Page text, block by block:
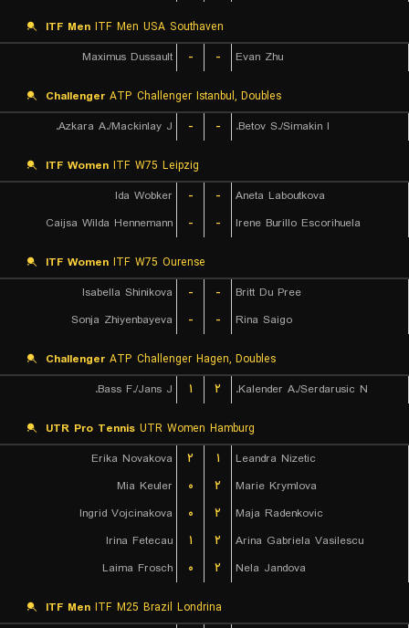
ITF Men ITF Men USA Southaven
Maximus Dussault
- - Evan Zhu
Challenger ATP Challenger Istanbul, Doubles
Azkara A./Mackinlay J.
- - Betov S./Simakin I.
ITF Women ITF W75 Leipzig
Ida Wobker
- -
Aneta Laboutkova
Caijsa Wilda Hennemann
- - Irene Burillo Escorihuela
ITF Women ITF W75 Ourense
Isabella Shinikova
- -
Britt Du Pree
Sonja Zhiyenbayeva
- - Rina Saigo
Challenger ATP Challenger Hagen, Doubles
Bass F./Jans J.
۱ ۲ Kalender A./Serdarusic N.
UTR Pro Tennis UTR Women Hamburg
Erika Novakova
۲ ۱
Leandra Nizetic
Mia Keuler
۰ ۲
Marie Krymlova
Ingrid Vojcinakova
۰ ۲
Maja Radenkovic
Irina Fetecau
۱ ۲
Arina Gabriela Vasilescu
Laima Frosch
۰ ۲ Nela Jandova
ITF Men ITF M25 Brazil Londrina